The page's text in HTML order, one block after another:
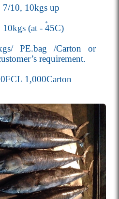
7/10, 10kgs up
10kgs (at - 45C)
PE.bag /Carton or
requirement.
1,000Carton